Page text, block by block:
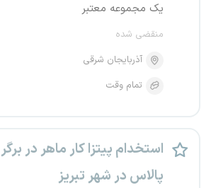
یک مجموعه معتبر
منقضی شده
آذربایجان شرقی
تمام وقت
استخدام پیتزا کار ماهر در برگر
پالاس در شهر تبریز